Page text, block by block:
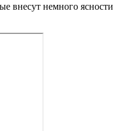
внесут немного ясности